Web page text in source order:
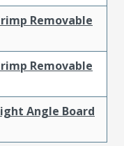
Removable
Removable
Angle Board